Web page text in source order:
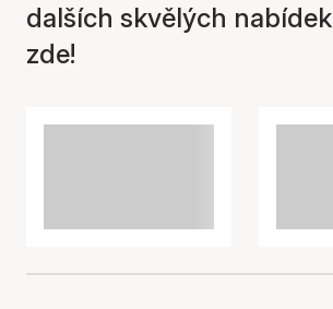
dalších skvělých nabídek
zde!